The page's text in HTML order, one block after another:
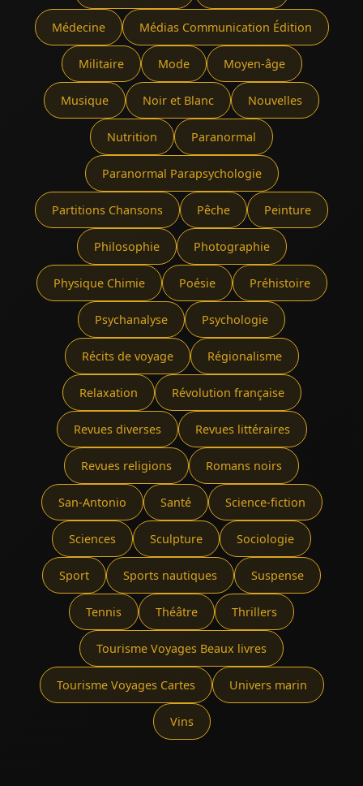
Médecine Médias Communication Édition
Militaire Mode Moyen-âge
Musique Noir et Blanc Nouvelles
Nutrition Paranormal
Paranormal Parapsychologie
Partitions Chansons Pêche Peinture
Philosophie Photographie
Physique Chimie Poésie Préhistoire
Psychanalyse Psychologie
Récits de voyage Régionalisme
Relaxation Révolution française
Revues diverses Revues littéraires
Revues religions Romans noirs
San-Antonio Santé Science-fiction
Sciences Sculpture Sociologie
Sport Sports nautiques Suspense
Tennis Théâtre Thrillers
Tourisme Voyages Beaux livres
Tourisme Voyages Cartes Univers marin
Vins